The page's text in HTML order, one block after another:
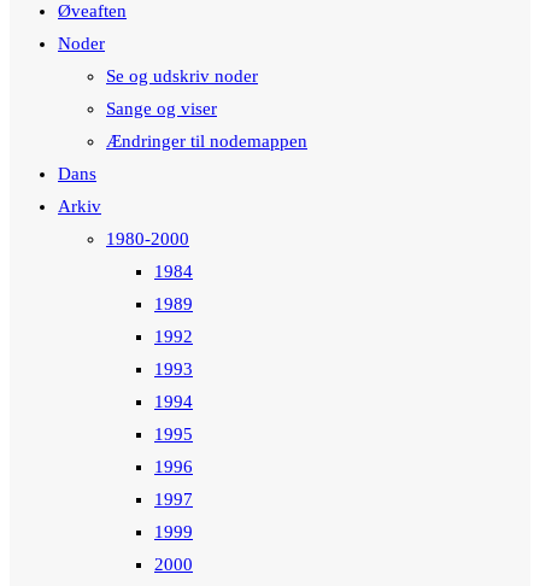
Øveaften
Noder
Se og udskriv noder
Sange og viser
Ændringer til nodemappen
Dans
Arkiv
1980-2000
1984
1989
1992
1993
1994
1995
1996
1997
1999
2000